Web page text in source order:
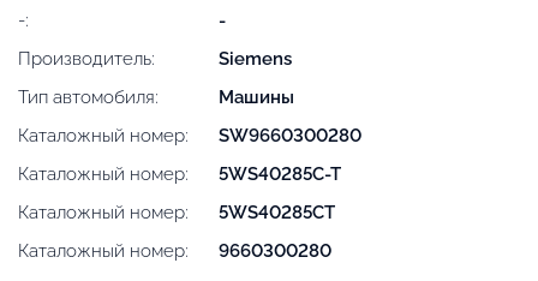
-:
-
Производитель:
Siemens
Тип автомобиля:
Машины
Каталожный номер:
SW9660300280
Каталожный номер:
5WS40285C-T
Каталожный номер:
5WS40285CT
Каталожный номер:
9660300280